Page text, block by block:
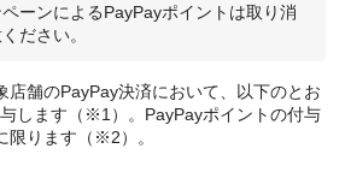
ーンによるPayPayポイントは取り消
ださい。
店舗のPayPay決済において、以下のとお
します（※1）。PayPayポイントの付与
限ります（※2）。